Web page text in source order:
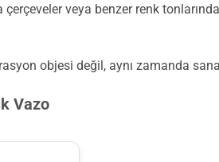
veya benzer renk
objesi değil, aynı zamanda
Vazo